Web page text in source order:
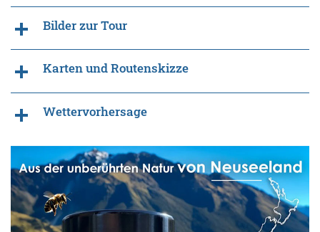
Bilder zur Tour
Karten und Routenskizze
Wettervorhersage